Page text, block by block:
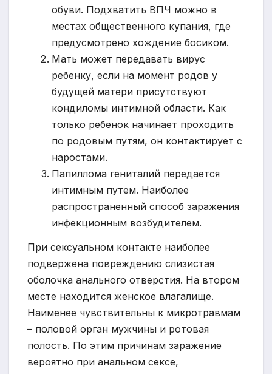
обуви. Подхватить ВПЧ можно в
местах общественного купания, где
предусмотрено хождение босиком.
Мать может передавать вирус
ребенку, если на момент родов у
будущей матери присутствуют
кондиломы интимной области. Как
только ребенок начинает проходить
по родовым путям, он контактирует с
наростами.
Папиллома гениталий передается
интимным путем. Наиболее
распространенный способ заражения
инфекционным возбудителем.
При сексуальном контакте наиболее
подвержена повреждению слизистая
оболочка анального отверстия. На втором
месте находится женское влагалище.
Наименее чувствительны к микротравмам
– половой орган мужчины и ротовая
полость. По этим причинам заражение
вероятно при анальном сексе,